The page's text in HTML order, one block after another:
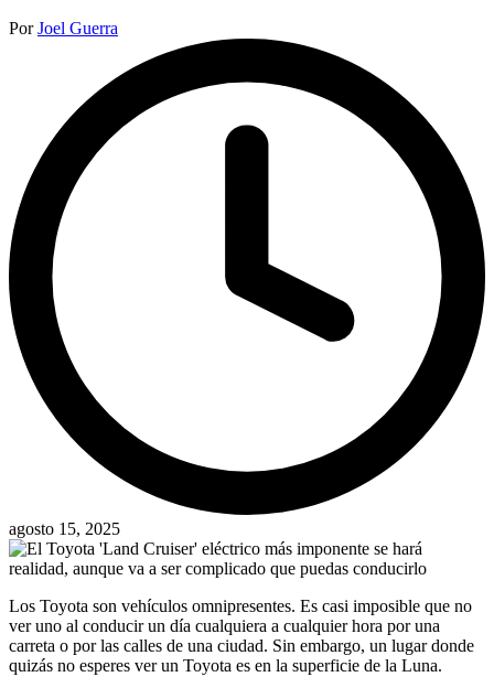
Publicado
PorJoel Guerra
agosto 15, 2025
Los Toyota son vehículos omnipresentes. Es casi imposible que no
ver uno al conducir un día cualquiera a cualquier hora por una
carreta o por las calles de una ciudad. Sin embargo, un lugar donde
quizás no esperes ver un Toyota es en la superficie de la Luna.